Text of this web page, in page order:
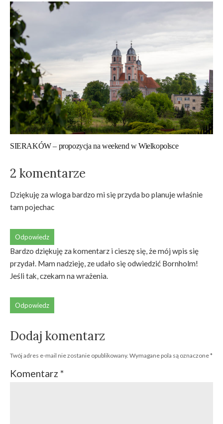
SIERAKÓW – propozycja na weekend w Wielkopolsce
2 komentarze
Dziękuję za wloga bardzo mi się przyda bo planuje właśnie
tam pojechac
Odpowiedz
Bardzo dziękuję za komentarz i cieszę się, że mój wpis się
przydał. Mam nadzieję, ze udało się odwiedzić Bornholm!
Jeśli tak, czekam na wrażenia.
Odpowiedz
Dodaj komentarz
Twój adres e-mail nie zostanie opublikowany. Wymagane pola są oznaczone*
Komentarz *